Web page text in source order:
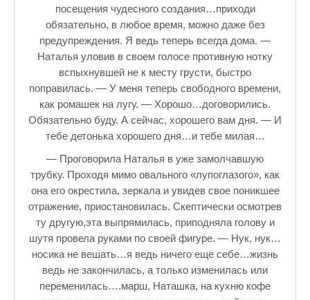
посещения чудесного создания…приходи
обязательно, в любое время, можно даже без
предупреждения. Я ведь теперь всегда дома. —
Наталья уловив в своем голосе противную нотку
вспыхнувшей не к месту грусти, быстро
поправилась. — У меня теперь свободного времени,
как ромашек на лугу. — Хорошо…договорились.
Обязательно буду. А сейчас, хорошего вам дня. — И
тебе детонька хорошего дня…и тебе милая…
— Проговорила Наталья в уже замолчавшую
трубку. Проходя мимо овального «лупоглазого», как
она его окрестила, зеркала и увидев свое поникшее
отражение, приостановилась. Скептически осмотрев
ту другую,эта выпрямилась, приподняла голову и
шутя провела руками по своей фигуре. — Нук, нук…
носика не вешать…я ведь ничего еще себе…жизнь
ведь не закончилась, а только изменилась или
переменилась….марш, Наташка, на кухню кофе